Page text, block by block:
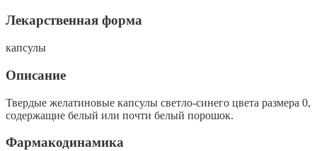
Лекарственная форма
капсулы
Описание
Твердые желатиновые капсулы светло-синего цвета размера 0,
содержащие белый или почти белый порошок.
Фармакодинамика